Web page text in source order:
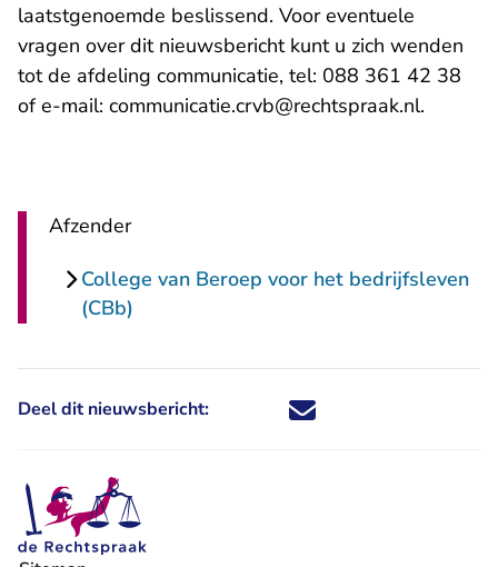
laatstgenoemde beslissend. Voor eventuele
vragen over dit nieuwsbericht kunt u zich wenden
tot de afdeling communicatie, tel: 088 361 42 38
of e-mail: communicatie.crvb@rechtspraak.nl.
Afzender
College van Beroep voor het bedrijfsleven
(CBb)
Deel dit nieuwsbericht: Deel dit nieuwsbericht via X -
Deel dit nieuwsbericht via
Deel dit nieuwsbericht
Deel dit